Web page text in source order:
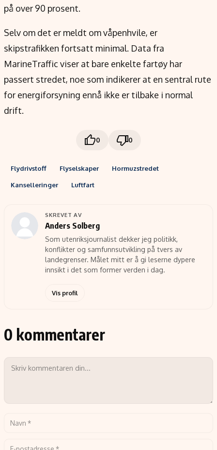
på over 90 prosent.
Selv om det er meldt om våpenhvile, er
skipstrafikken fortsatt minimal. Data fra
MarineTraffic viser at bare enkelte fartøy har
passert stredet, noe som indikerer at en sentral rute
for energiforsyning ennå ikke er tilbake i normal
drift.
0 0
Flydrivstoff Flyselskaper
Hormuzstredet
Kanselleringer
Luftfart
SKREVET AV
Anders Solberg
Som utenriksjournalist dekker jeg politikk,
konflikter og samfunnsutvikling på tvers av
landegrenser. Målet mitt er å gi leserne dypere
innsikt i det som former verden i dag.
Vis profil
0 kommentarer